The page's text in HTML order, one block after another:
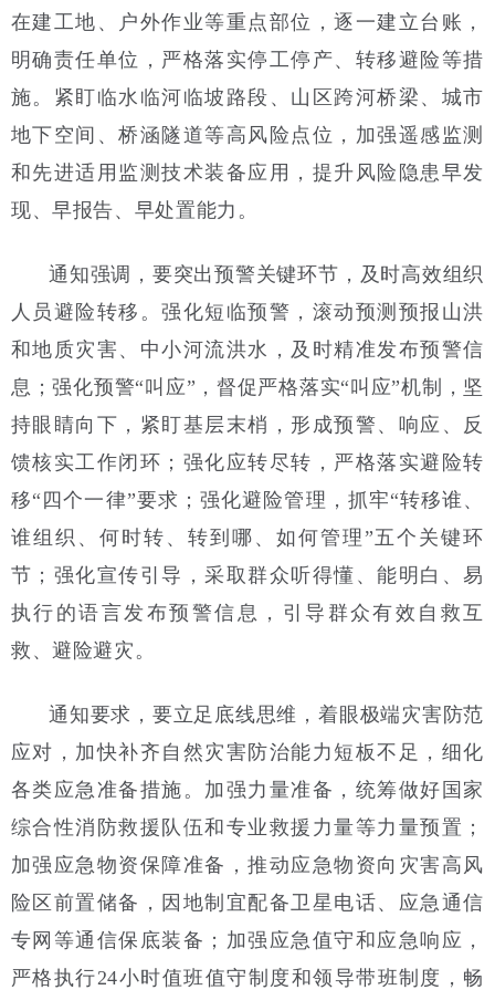
在建工地、户外作业等重点部位，逐一建立台账，
明确责任单位，严格落实停工停产、转移避险等措
施。紧盯临水临河临坡路段、山区跨河桥梁、城市
地下空间、桥涵隧道等高风险点位，加强遥感监测
和先进适用监测技术装备应用，提升风险隐患早发
现、早报告、早处置能力。
通知强调，要突出预警关键环节，及时高效组织
人员避险转移。强化短临预警，滚动预测预报山洪
和地质灾害、中小河流洪水，及时精准发布预警信
息；强化预警“叫应”，督促严格落实“叫应”机制，坚
持眼睛向下，紧盯基层末梢，形成预警、响应、反
馈核实工作闭环；强化应转尽转，严格落实避险转
移“四个一律”要求；强化避险管理，抓牢“转移谁、
谁组织、何时转、转到哪、如何管理”五个关键环
节；强化宣传引导，采取群众听得懂、能明白、易
执行的语言发布预警信息，引导群众有效自救互
救、避险避灾。
通知要求，要立足底线思维，着眼极端灾害防范
应对，加快补齐自然灾害防治能力短板不足，细化
各类应急准备措施。加强力量准备，统筹做好国家
综合性消防救援队伍和专业救援力量等力量预置；
加强应急物资保障准备，推动应急物资向灾害高风
险区前置储备，因地制宜配备卫星电话、应急通信
专网等通信保底装备；加强应急值守和应急响应，
严格执行24小时值班值守制度和领导带班制度，畅